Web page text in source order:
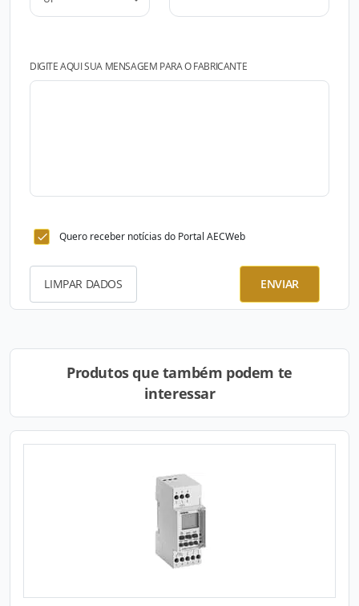
DIGITE AQUI SUA MENSAGEM PARA O FABRICANTE
Quero receber notícias do Portal AECWeb
LIMPAR DADOS ENVIAR
Produtos que também podem te
interessar